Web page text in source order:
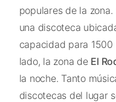
populares de la
una discoteca
capacidad para 1500
lado, la zona de El
la noche. Tanto
discotecas del lugar